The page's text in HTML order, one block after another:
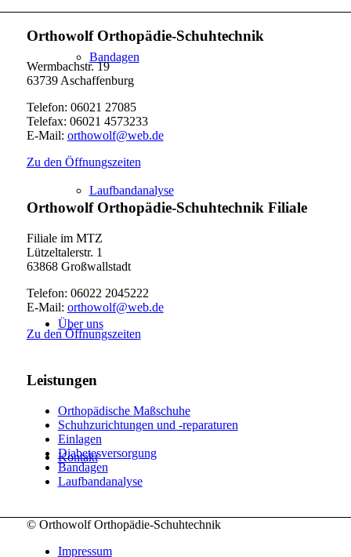
Bandagen
Laufbandanalyse
Über uns
Kontakt
Orthowolf Orthopädie-Schuhtechnik
Wermbachstr. 19
63739 Aschaffenburg
Telefon: 06021 27085
Telefax: 06021 4573233
E-Mail: orthowolf@web.de
Zu den Öffnungszeiten
Orthowolf Orthopädie-Schuhtechnik Filiale
Filiale im MTZ
Lützeltalerstr. 1
63868 Großwallstadt
Telefon: 06022 2045222
E-Mail: orthowolf@web.de
Zu den Öffnungszeiten
Leistungen
Orthopädische Maßschuhe
Schuhzurichtungen und -reparaturen
Einlagen
Diabetesversorgung
Bandagen
Laufbandanalyse
© Orthowolf Orthopädie-Schuhtechnik
Impressum